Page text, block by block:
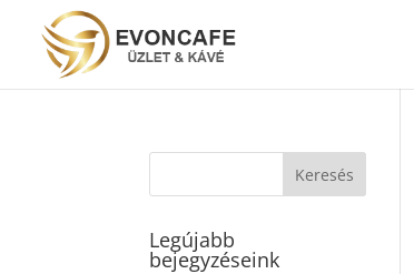
Legújabb
bejegyzéseink